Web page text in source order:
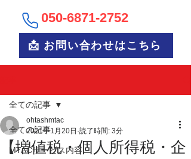
050-6871-2752
📩 お問い合わせはこちら
全ての記事
MTACサービス内容
全ての記事
【増値税・個人所得税・企
ohtashmtac
2021年1月20日 読了時間: 3分